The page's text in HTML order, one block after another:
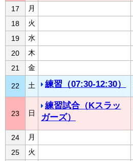
17
月
18
火
19
水
20
木
21
金
22 土 練習（07:30-12:30）
23 日
練習試合（Kスラッ
ガーズ）
24
月
25
火